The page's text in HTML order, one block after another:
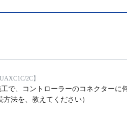
2C】
で、コントローラーのコネクターに
法を、教えてください）